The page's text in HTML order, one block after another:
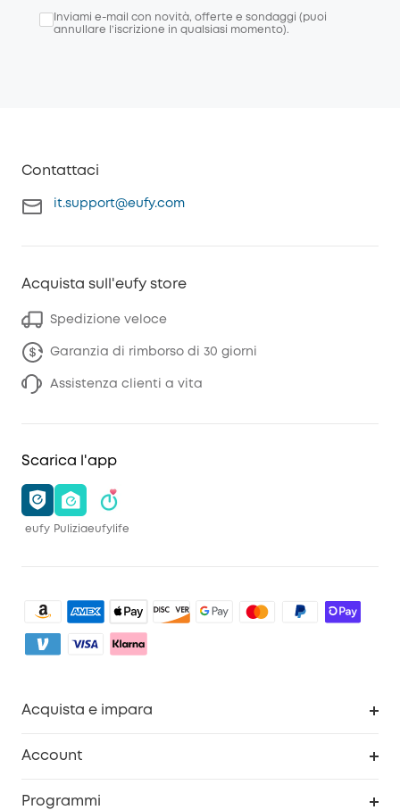
Inviami e-mail con novità, offerte e sondaggi (puoi
annullare l’iscrizione in qualsiasi momento).
Contattaci
it.support@eufy.com
Acquista sull'eufy store
Spedizione veloce
Garanzia di rimborso di 30 giorni
Assistenza clienti a vita
Scarica l'app
eufy Puliziaeufylife
Acquista e impara
Account
Programmi